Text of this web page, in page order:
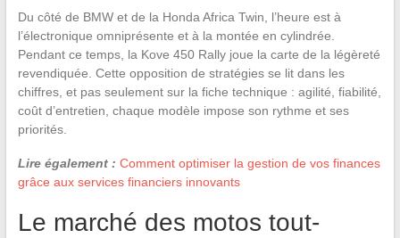
Du côté de BMW et de la Honda Africa Twin, l’heure est à
l’électronique omniprésente et à la montée en cylindrée.
Pendant ce temps, la Kove 450 Rally joue la carte de la légèreté
revendiquée. Cette opposition de stratégies se lit dans les
chiffres, et pas seulement sur la fiche technique : agilité, fiabilité,
coût d’entretien, chaque modèle impose son rythme et ses
priorités.
Lire également : Comment optimiser la gestion de vos finances
grâce aux services financiers innovants
Le marché des motos tout-